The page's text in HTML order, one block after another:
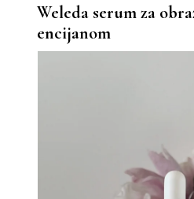
Weleda serum za
encijanom